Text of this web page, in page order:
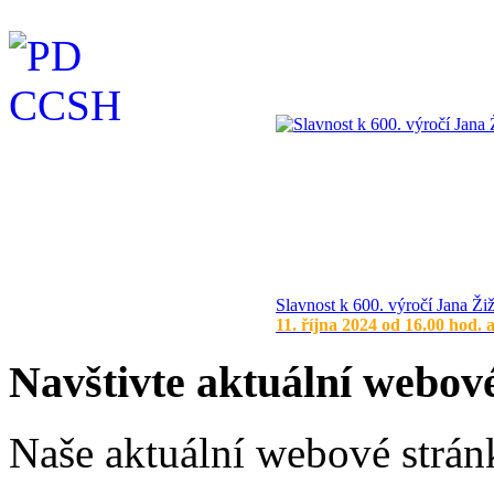
Slavnost k 600. výročí Jana
11. října 2024 od 16.00 hod.
Navštivte aktuální
Naše aktuální webové